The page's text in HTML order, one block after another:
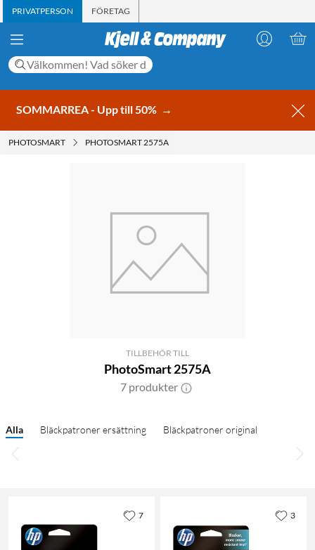
PRIVATPERSON FÖRETAG
SOMMARREA - Upp till 50% →
PHOTOSMART PHOTOSMART 2575A
TILLBEHÖR TILL
PhotoSmart 2575A
7 produkter
Alla Bläckpatroner ersättning Bläckpatroner original
7 3